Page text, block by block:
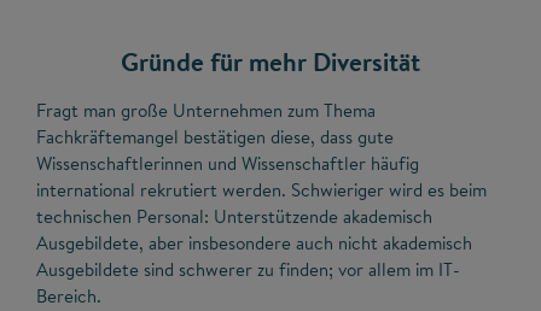
Gründe für mehr Diversität
Fragt man große Unternehmen zum Thema
Fachkräftemangel bestätigen diese, dass gute
Wissenschaftlerinnen und Wissenschaftler häufig
international rekrutiert werden. Schwieriger wird es beim
technischen Personal: Unterstützende akademisch
Ausgebildete, aber insbesondere auch nicht akademisch
Ausgebildete sind schwerer zu finden; vor allem im IT-
Bereich.